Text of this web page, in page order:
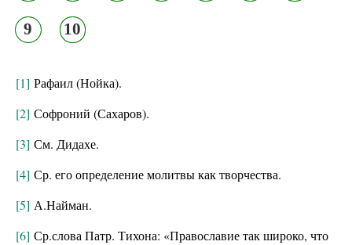
9 10
[1] Рафаил (Нойка).
[2] Софроний (Сахаров).
[3] См. Дидахе.
[4] Ср. его определение молитвы как творчества.
[5] А.Найман.
[6] Ср.слова Патр. Тихона: «Православие так широко, что